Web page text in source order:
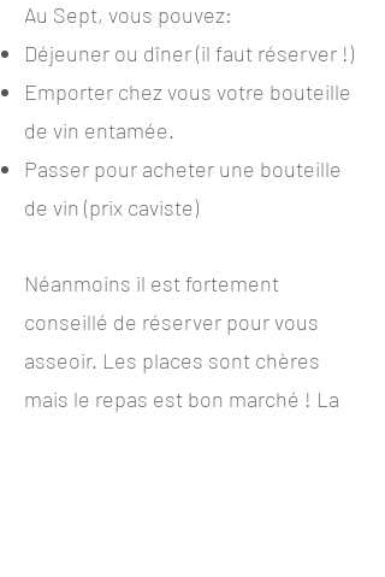
Au Sept, vous pouvez:
Déjeuner ou dîner (il faut réserver !)
Emporter chez vous votre bouteille
de vin entamée.
Passer pour acheter une bouteille
de vin (prix caviste)
Néanmoins il est fortement
conseillé de réserver pour vous
asseoir. Les places sont chères
mais le repas est bon marché ! La